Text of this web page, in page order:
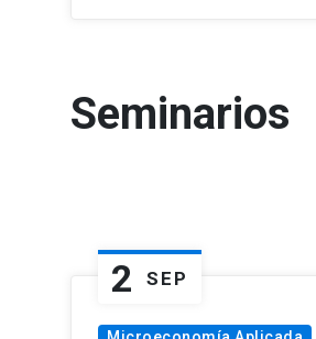
Seminarios
2 SEP